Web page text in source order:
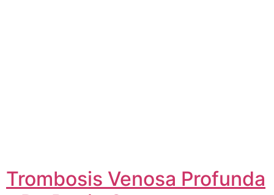
Trombosis Venosa Profunda